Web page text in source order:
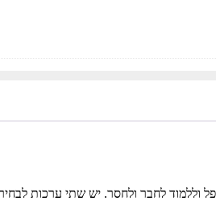
וללמוד לחבר ולחסר. יש שתי ערכות